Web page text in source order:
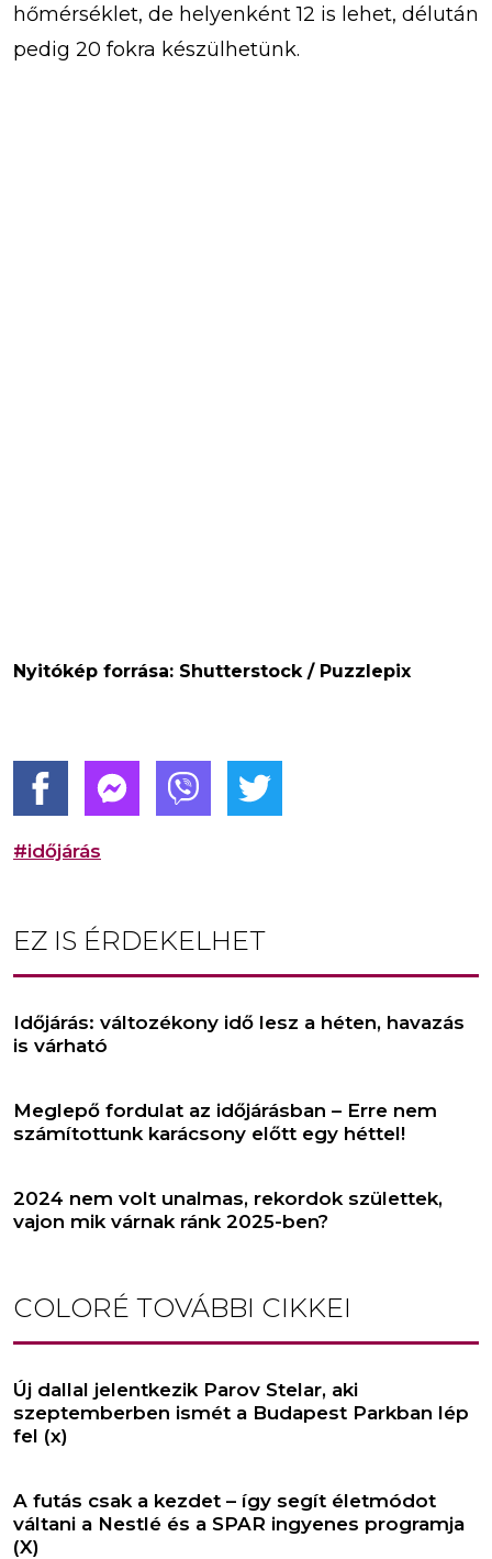
hőmérséklet, de helyenként 12 is lehet, délután
pedig 20 fokra készülhetünk.
Nyitókép forrása: Shutterstock / Puzzlepix
#időjárás
EZ IS ÉRDEKELHET
Időjárás: változékony idő lesz a héten, havazás
is várható
Meglepő fordulat az időjárásban – Erre nem
számítottunk karácsony előtt egy héttel!
2024 nem volt unalmas, rekordok születtek,
vajon mik várnak ránk 2025-ben?
COLORÉ TOVÁBBI CIKKEI
Új dallal jelentkezik Parov Stelar, aki
szeptemberben ismét a Budapest Parkban lép
fel (x)
A futás csak a kezdet – így segít életmódot
váltani a Nestlé és a SPAR ingyenes programja
(X)